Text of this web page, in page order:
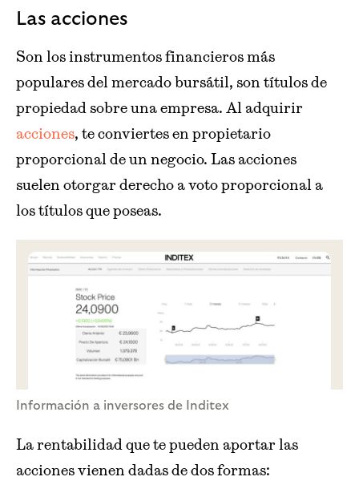
Las acciones
Son los instrumentos financieros más
populares del mercado bursátil, son títulos de
propiedad sobre una empresa. Al adquirir
acciones, te conviertes en propietario
proporcional de un negocio. Las acciones
suelen otorgar derecho a voto proporcional a
los títulos que poseas.
Información a inversores de Inditex
La rentabilidad que te pueden aportar las
acciones vienen dadas de dos formas: